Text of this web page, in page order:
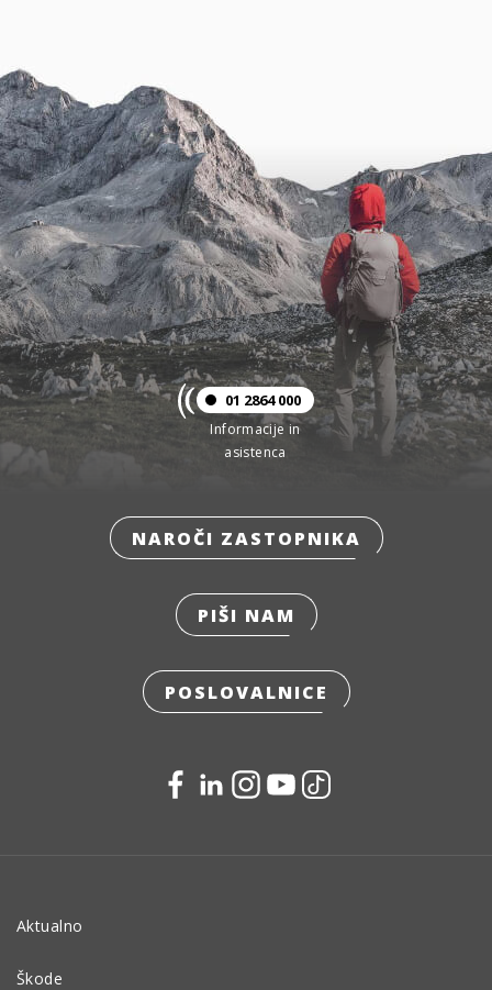
01 2864 000
Informacije in
asistenca
NAROČI ZASTOPNIKA
PIŠI NAM
POSLOVALNICE
Aktualno
Škode